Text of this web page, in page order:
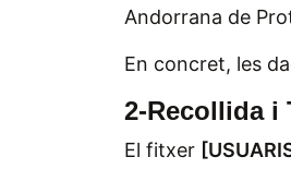
Andorrana de
En concret, les
2-Recollida i
El fitxer [